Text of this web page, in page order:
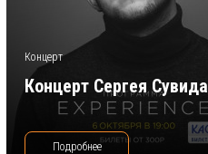
Концерт
Концерт Сергея Сувида
Подробнее